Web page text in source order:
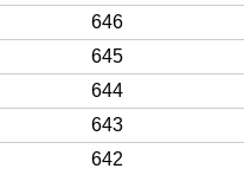
646
645
644
643
642